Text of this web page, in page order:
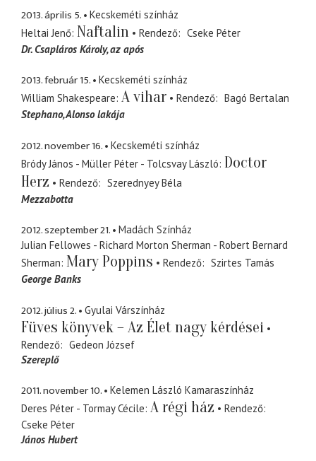
2013. április 5.
Kecskeméti színház
Heltai Jenő Naftalin Rendező
Cseke Péter
Dr. Csapláros Károly az após
2013. február 15.
Kecskeméti színház
William Shakespeare A vihar Rendező
Bagó Bertalan
Stephano Alonso lakája
2012. november 16.
Kecskeméti színház
Bródy János - Müller Péter - Tolcsvay László Doctor
Herz
Rendező
Szerednyey Béla
Mezzabotta
2012. szeptember 21.
Madách Színház
Julian Fellowes - Richard Morton Sherman - Robert Bernard
Sherman Mary Poppins Rendező
Szirtes Tamás
George Banks
2012. július 2. Gyulai Várszínház
Füves könyvek – Az Élet nagy kérdései
Rendező
Gedeon József
Szereplő
2011. november 10.
Kelemen László Kamaraszínház
Deres Péter - Tormay Cécile A régi ház
Rendező
Cseke Péter
János Hubert